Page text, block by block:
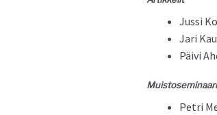
Jus­si
Jari
Päivi
Petri